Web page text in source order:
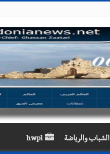
الشباب والرياضة hwpl